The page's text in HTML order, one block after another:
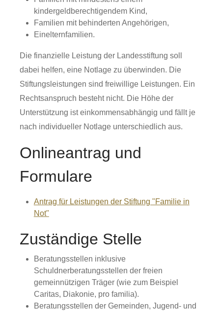
kindergeldberechtigendem Kind,
Familien mit behinderten Angehörigen,
Einelternfamilien.
Die finanzielle Leistung der Landesstiftung soll
dabei helfen, eine Notlage zu überwinden. Die
Stiftungsleistungen sind freiwillige Leistungen. Ein
Rechtsanspruch besteht nicht. Die Höhe der
Unterstützung ist einkommensabhängig und fällt je
nach individueller Notlage unterschiedlich aus.
Onlineantrag und
Formulare
Antrag für Leistungen der Stiftung "Familie in
Not"
Zuständige Stelle
Beratungsstellen inklusive
Schuldnerberatungsstellen der freien
gemeinnützigen Träger (wie zum Beispiel
Caritas, Diakonie, pro familia).
Beratungsstellen der Gemeinden, Jugend- und